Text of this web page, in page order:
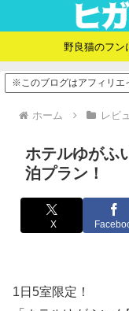
野良猫のフン
※このブログはアフィリエ
ホーム レビ
ホテルゆがふ
泊プラン！
X
1日5室限定！